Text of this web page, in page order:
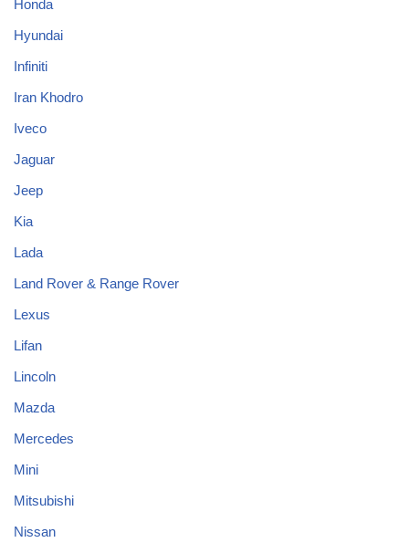
Honda
Hyundai
Infiniti
Iran Khodro
Iveco
Jaguar
Jeep
Kia
Lada
Land Rover & Range Rover
Lexus
Lifan
Lincoln
Mazda
Mercedes
Mini
Mitsubishi
Nissan